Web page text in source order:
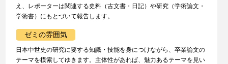
え、レポーターは関連する史料（古文書・日記）や研究（学術論文・
学術書）にもとづいて報告します。
ゼミの雰囲気
日本中世史の研究に要する知識・技能を身につけながら、卒業論文の
テーマを模索してゆきます。主体性があれば、魅力あるテーマを見い